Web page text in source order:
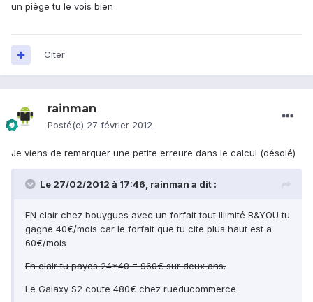
un piège tu le vois bien
Citer
rainman
Posté(e) 27 février 2012
Je viens de remarquer une petite erreure dans le calcul (désolé)
Le 27/02/2012 à 17:46, rainman a dit :
EN clair chez bouygues avec un forfait tout illimité B&YOU tu
gagne 40€/mois car le forfait que tu cite plus haut est a
60€/mois
En clair tu payes 24*40 = 960€ sur deux ans.
Le Galaxy S2 coute 480€ chez rueducommerce